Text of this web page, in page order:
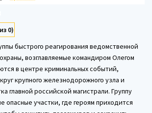
0)
быстрого реагирования ведомственной
возглавляемые командиром Олегом
в центре криминальных событий,
крупного железнодорожного узла и
главной российской магистрали. Группу
опасные участки, где героям приходится